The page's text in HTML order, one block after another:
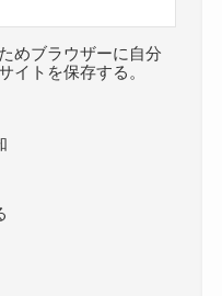
めブラウザーに自分
イトを保存する。